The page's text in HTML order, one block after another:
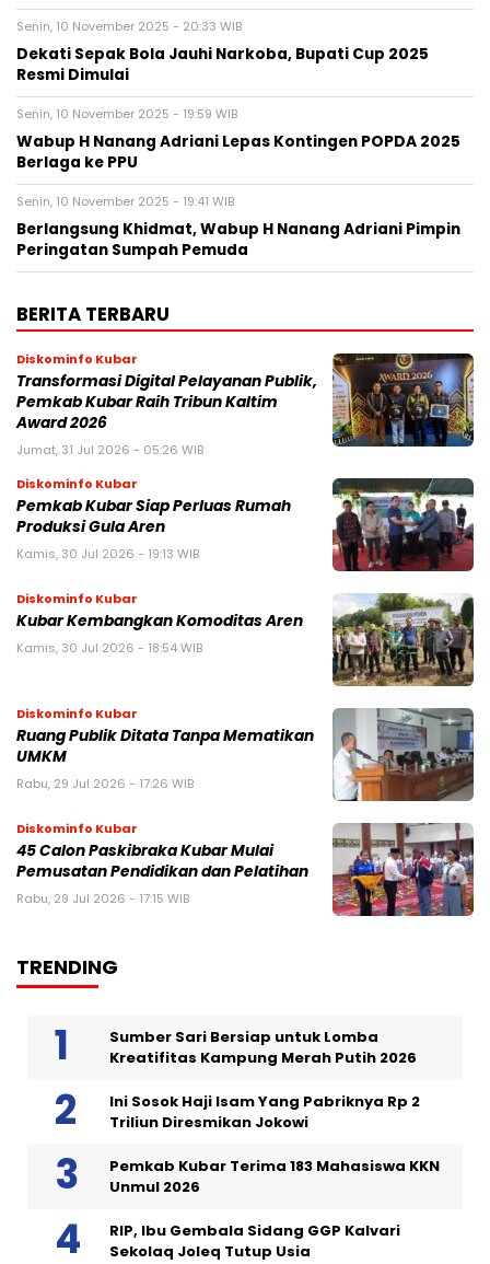
Senin, 10 November 2025 - 20:33 WIB
Dekati Sepak Bola Jauhi Narkoba, Bupati Cup 2025
Resmi Dimulai
Senin, 10 November 2025 - 19:59 WIB
Wabup H Nanang Adriani Lepas Kontingen POPDA 2025
Berlaga ke PPU
Senin, 10 November 2025 - 19:41 WIB
Berlangsung Khidmat, Wabup H Nanang Adriani Pimpin
Peringatan Sumpah Pemuda
BERITA TERBARU
Diskominfo Kubar
Transformasi Digital Pelayanan Publik,
Pemkab Kubar Raih Tribun Kaltim
Award 2026
Jumat, 31 Jul 2026 - 05:26 WIB
Diskominfo Kubar
Pemkab Kubar Siap Perluas Rumah
Produksi Gula Aren
Kamis, 30 Jul 2026 - 19:13 WIB
Diskominfo Kubar
Kubar Kembangkan Komoditas Aren
Kamis, 30 Jul 2026 - 18:54 WIB
Diskominfo Kubar
Ruang Publik Ditata Tanpa Mematikan
UMKM
Rabu, 29 Jul 2026 - 17:26 WIB
Diskominfo Kubar
45 Calon Paskibraka Kubar Mulai
Pemusatan Pendidikan dan Pelatihan
Rabu, 29 Jul 2026 - 17:15 WIB
TRENDING
Sumber Sari Bersiap untuk Lomba
Kreatifitas Kampung Merah Putih 2026
Ini Sosok Haji Isam Yang Pabriknya Rp 2
Triliun Diresmikan Jokowi
Pemkab Kubar Terima 183 Mahasiswa KKN
Unmul 2026
RIP, Ibu Gembala Sidang GGP Kalvari
Sekolaq Joleq Tutup Usia